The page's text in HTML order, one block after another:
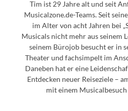
Tim ist 29 Jahre alt und seit
Musicalzone.de-Teams. Seit
im Alter von acht Jahren bei
Musicals nicht mehr aus seinem
seinem Bürojob besucht er in
Theater und fachsimpelt im
Daneben hat er eine
Entdecken neuer Reiseziele –
mit einem